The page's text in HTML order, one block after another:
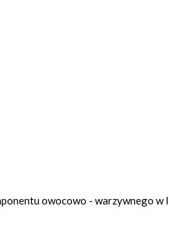
owocowo - warzywnego w I